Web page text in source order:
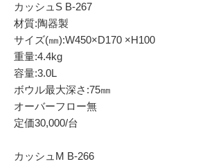
カッシュS B-267
材質:陶器製
サイズ(㎜):W450×D170 ×H100
重量:4.4kg
容量:3.0L
ボウル最大深さ:75㎜
オーバーフロー無
定価30,000/台
カッシュM B-266